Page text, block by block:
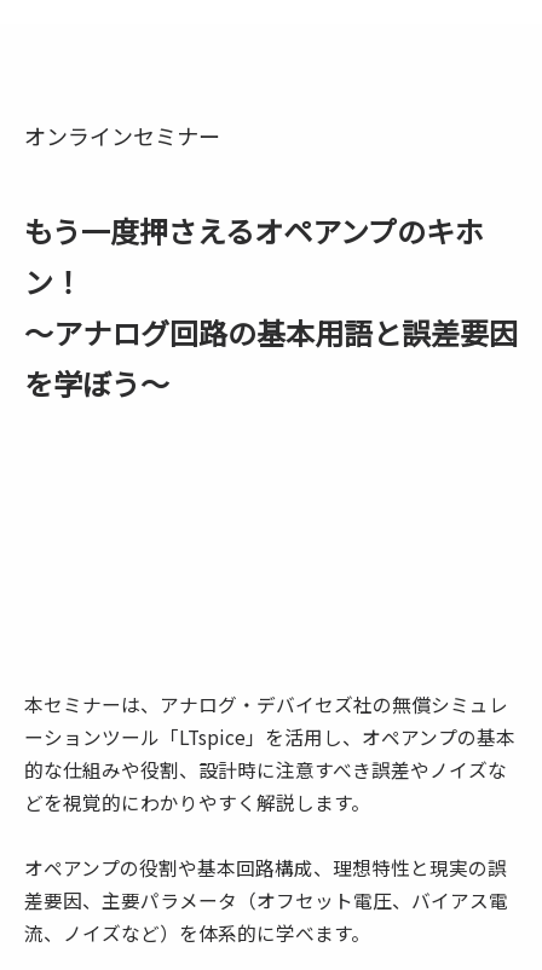
オンラインセミナー
もう一度押さえるオペアンプのキホ
ン！
～アナログ回路の基本用語と誤差要因
を学ぼう～
本セミナーは、アナログ・デバイセズ社の無償シミュレ
ーションツール「LTspice」を活用し、オペアンプの基本
的な仕組みや役割、設計時に注意すべき誤差やノイズな
どを視覚的にわかりやすく解説します。
オペアンプの役割や基本回路構成、理想特性と現実の誤
差要因、主要パラメータ（オフセット電圧、バイアス電
流、ノイズなど）を体系的に学べます。